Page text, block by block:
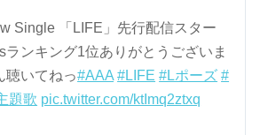
Single 「LIFE」先行配信スター
ランキング1位ありがとうございま
聴いてねっ#AAA #LIFE #Lポーズ #
題歌 pic.twitter.com/ktImq2ztxq